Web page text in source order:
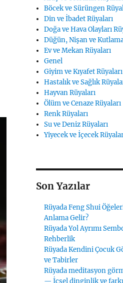
Böcek ve Sürüngen
Din ve İbadet Rüyaları
Doğa ve Hava Olayları
Düğün, Nişan ve
Ev ve Mekan Rüyaları
Genel
Giyim ve Kıyafet Rüyaları
Hastalık ve Sağlık
Hayvan Rüyaları
Ölüm ve Cenaze Rüyaları
Renk Rüyaları
Su ve Deniz Rüyaları
Yiyecek ve İçecek
Son Yazılar
Rüyada Feng Shui
Anlama Gelir?
Rüyada Yol Ayrımı
Rehberlik
Rüyada Kendini Çocuk
ve Tabirler
Rüyada meditasyon
— İçsel dinginlik ve